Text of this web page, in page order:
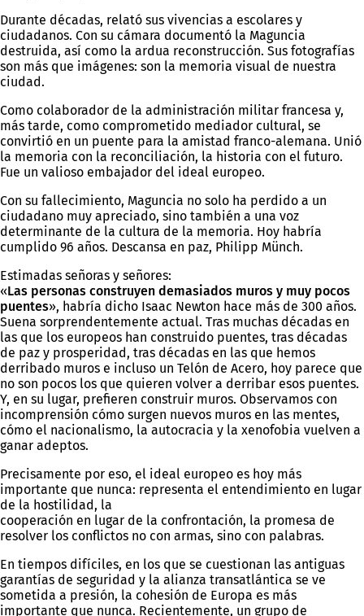
Durante décadas, relató sus vivencias a escolares y
ciudadanos. Con su cámara documentó la Maguncia
destruida, así como la ardua reconstrucción. Sus fotografías
son más que imágenes: son la memoria visual de nuestra
ciudad.
Como colaborador de la administración militar francesa y,
más tarde, como comprometido mediador cultural, se
convirtió en un puente para la amistad franco-alemana. Unió
la memoria con la reconciliación, la historia con el futuro.
Fue un valioso embajador del ideal europeo.
Con su fallecimiento, Maguncia no solo ha perdido a un
ciudadano muy apreciado, sino también a una voz
determinante de la cultura de la memoria. Hoy habría
cumplido 96 años. Descansa en paz, Philipp Münch.
Estimadas señoras y señores:
«Las personas construyen demasiados muros y muy pocos
puentes», habría dicho Isaac Newton hace más de 300 años.
Suena sorprendentemente actual. Tras muchas décadas en
las que los europeos han construido puentes, tras décadas
de paz y prosperidad, tras décadas en las que hemos
derribado muros e incluso un Telón de Acero, hoy parece que
no son pocos los que quieren volver a derribar esos puentes.
Y, en su lugar, prefieren construir muros. Observamos con
incomprensión cómo surgen nuevos muros en las mentes,
cómo el nacionalismo, la autocracia y la xenofobia vuelven a
ganar adeptos.
Precisamente por eso, el ideal europeo es hoy más
importante que nunca: representa el entendimiento en lugar
de la hostilidad, la
cooperación en lugar de la confrontación, la promesa de
resolver los conflictos no con armas, sino con palabras.
En tiempos difíciles, en los que se cuestionan las antiguas
garantías de seguridad y la alianza transatlántica se ve
sometida a presión, la cohesión de Europa es más
importante que nunca. Recientemente, un grupo de